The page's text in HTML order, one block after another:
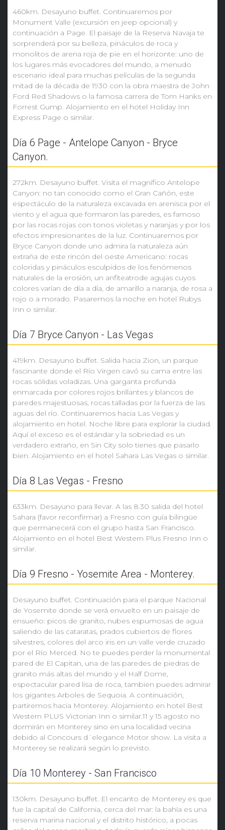
460km. Desayuno buffet. Continuaremos por
Monument Valle (excursión en jeep opcional) y
continuación a Page. El paisaje de la Reserva Navaja te
sorprenderá por su belleza, pináculos de roca y
monolitos de arena roja de pie en el horizonte: uno de
los lugares más evocadores del mundo, a menudo
escenario ideal para muchas películas de la segunda
mitad de la década de 1930 con la obra maestra de John
Ford Red Shadows o la famosa carrera de Tom Hanks en
Forrest Gump. Alojamiento en el hotel Holiday Inn
Express Page o similar.
Día 6 Page - Antelope Canyon - Bryce
Canyon.
272km. Desayuno buffet. Visita el magnífico Antelope
Canyon: no tan conocido como el Gran Cañón, este
espectáculo de la naturaleza excavada en arenisca por el
viento y el agua que formaron las paredes, es famoso
por las rocas rojas con tonos violetas y naranjas y por los
efectos impresionantes de la luz. Continuaremos por
Bryce Canyon donde uno admira la naturaleza aún
extraña de este rincón del oeste Americano: rocas
coloridas y pináculos esculpidos de los fenómenos
naturales de la erosión, un anfiteatrode agujas cuyos
colores varían de día a día, de amarillo a naranja, de rosa a
rojo o a morado. Pasaremos la noche en hotel Rubys
Inn o similar.
Día 7 Bryce Canyon - Las Vegas
419km. Desayuno buffet. Salida hacia Zion, un parque
fascinante donde el Río Virgen cavó su cama entre las
rocas sólidas voladizas. Una garganta profunda
enmarcada por colores rojos brillantes y blancos de
paredes majestuosas, rocas talladas por la fuerza de las
aguas del río. Continuaremos hacia Las Vegas y
alojamiento en hotel. Noche libre para explorar la ciudad.
Aquí el exceso es el estándar y la sobriedad es un
verdadero extraño, en Sin City solo tienes que pasarlo
bien. Alojamiento en el hotel Sahara Las Vegas o similar.
Día 8 Las Vegas - Fresno
633km. Desayuno para llevar. A las 8.30 salida del hotel
Sahara (favor reconfirmar) a Fresno con guía bilingüe
que permanecerá con el grupo hasta San Francisco.
Alojamiento en el hotel Best Western Plus Fresno Inn o
similar.
Día 9 Fresno - Yosemite Area - Monterey.
Desayuno buffet. Continuación para el parque Nacional
de Yosemite donde se verá envuelto en un paisaje de
ensueño: picos de granito, nubes espumosas de agua
saliendo de las cataratas, prados cubiertos de flores
silvestres, colores del arco iris en un valle verde cruzado
por el Río Merced. No te puedes perder la monumental
pared de El Capitan, una de las paredes de piedras de
granito más altas del mundo y el Half Dome,
espectacular pared lisa de roca, tambien puedes admirar
los gigantes Arboles de Sequoia. A continuación,
partiremos hacia Monterey. Alojamiento en hotel Best
Western PLUS Victorian Inn o similar.11 y 15 agosto no
dormirán en Monterey sino en una localidad vecina
debido al Concours d´elegance Motor show. La visita a
Monterey se realizará según lo previsto.
Día 10 Monterey - San Francisco
130km. Desayuno buffet. El encanto de Monterey es que
fue la capital de California, cerca del mar: la bahía es una
reserva marina nacional y el distrito histórico, a pocas